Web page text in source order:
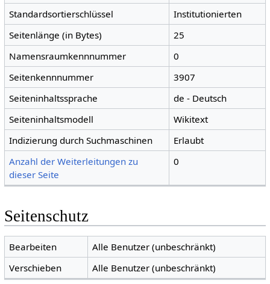
Standardsortierschlüssel
Institutionierten
Seitenlänge (in Bytes)
25
Namensraumkennnummer
0
Seitenkennnummer
3907
Seiteninhaltssprache
de - Deutsch
Seiteninhaltsmodell
Wikitext
Indizierung durch Suchmaschinen
Erlaubt
Anzahl der Weiterleitungen zu
dieser Seite
0
Seitenschutz
Bearbeiten
Alle Benutzer (unbeschränkt)
Verschieben
Alle Benutzer (unbeschränkt)